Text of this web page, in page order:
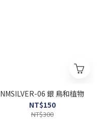
NMSILVER-06 銀 鳥和植物
NT$150
NT$300